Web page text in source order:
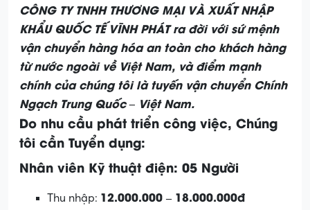
CÔNG TY TNHH THƯƠNG MẠI VÀ XUẤT NHẬP
KHẨU QUỐC TẾ VĨNH PHÁT ra đời với sứ mệnh
vận chuyển hàng hóa an toàn cho khách hàng
từ nước ngoài về Việt Nam, và điểm mạnh
chính của chúng tôi là tuyến vận chuyển Chính
Ngạch Trung Quốc – Việt Nam.
Do nhu cầu phát triển công việc, Chúng
tôi cần Tuyển dụng:
Nhân viên Kỹ thuật điện: 05 Người
Thu nhập: 12.000.000 – 18.000.000đ